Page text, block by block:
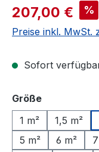
Verkaufspreis:
207,00 € %
Preise inkl. MwSt.
Sofort
Größeauswählen
1 m²
1,5 m²
5 m²
6 m²